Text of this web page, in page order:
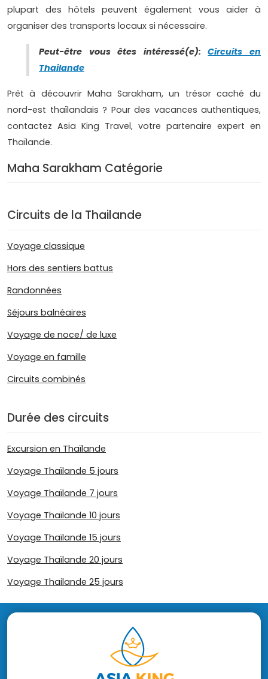
plupart des hôtels peuvent également vous aider à
organiser des transports locaux si nécessaire.
Peut-être vous êtes intéressé(e):Circuits en
Thailande
Prêt à découvrir Maha Sarakham, un trésor caché du
nord-est thaïlandais ? Pour des vacances authentiques,
contactez Asia King Travel, votre partenaire expert en
Thaïlande.
Maha Sarakham Catégorie
Circuits de la Thailande
Voyage classique
Hors des sentiers battus
Randonnées
Séjours balnéaires
Voyage de noce/ de luxe
Voyage en famille
Circuits combinés
Durée des circuits
Excursion en Thaïlande
Voyage Thaïlande 5 jours
Voyage Thaïlande 7 jours
Voyage Thaïlande 10 jours
Voyage Thaïlande 15 jours
Voyage Thaïlande 20 jours
Voyage Thailande 25 jours